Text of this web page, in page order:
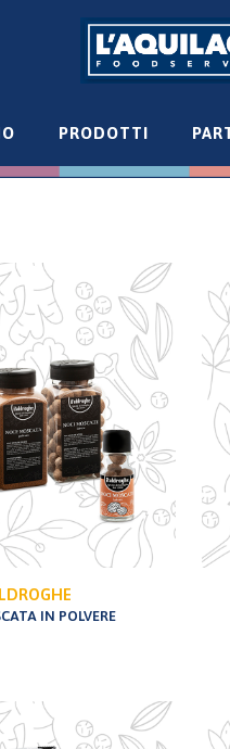
PRODOTTI
IN POLVERE